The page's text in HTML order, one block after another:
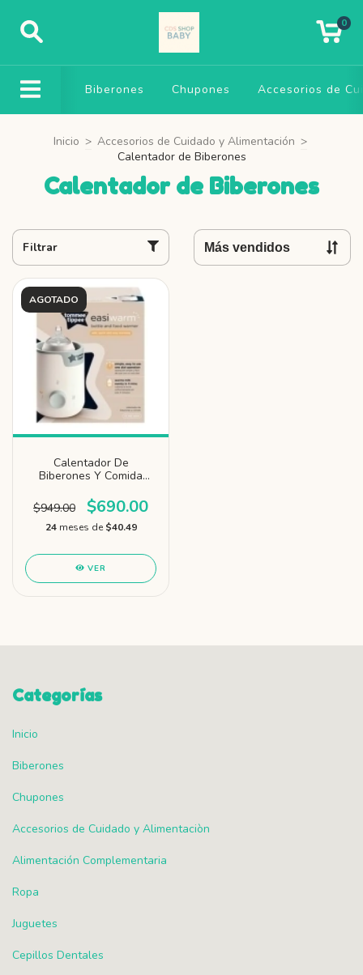
0
Biberones Chupones Accesorios de
Inicio > Accesorios de Cuidado y Alimentación >
Calentador de Biberones
Calentador de Biberones
Filtrar
AGOTADO
Calentador De
Biberones Y Comida
Tippee
$949.00 $690.00
24 meses de $40.49
VER
Categorías
Inicio
Biberones
Chupones
Accesorios de Cuidado y Alimentaciòn
Alimentación Complementaria
Ropa
Juguetes
Cepillos Dentales